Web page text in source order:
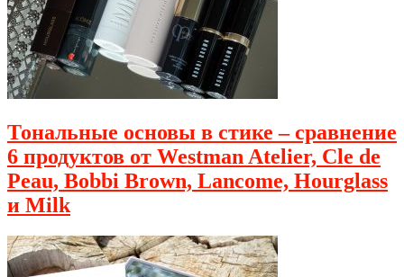
Тональные основы в стике – сравнение
6 продуктов от Westman Atelier, Cle de
Peau, Bobbi Brown, Lancome, Hourglass
и Milk